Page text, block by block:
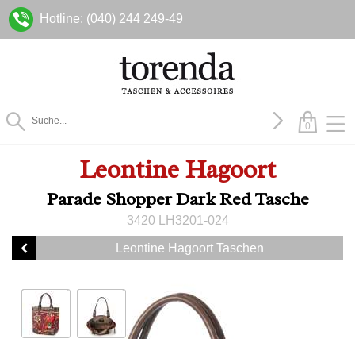
Hotline: (040) 244 249-49
0
Leontine Hagoort
Parade Shopper Dark Red Tasche
3420 LH3201-024
Leontine Hagoort Taschen